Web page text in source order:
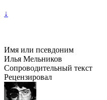
↓
Имя или псевдоним
Илья Мельников
Сопроводительный текст
Рецензировал